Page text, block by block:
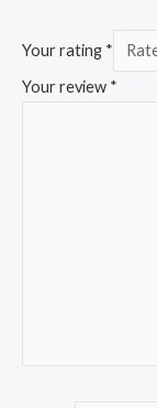
Your rating *
Your review *